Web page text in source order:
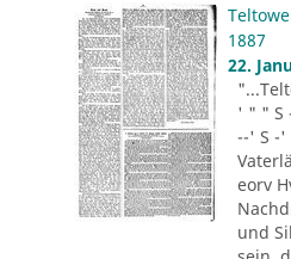
1887
22.
' " " S
--' S -'
eorv
und